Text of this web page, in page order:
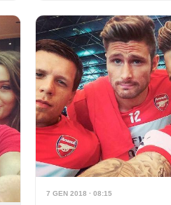
7 GEN 2018 · 08:15